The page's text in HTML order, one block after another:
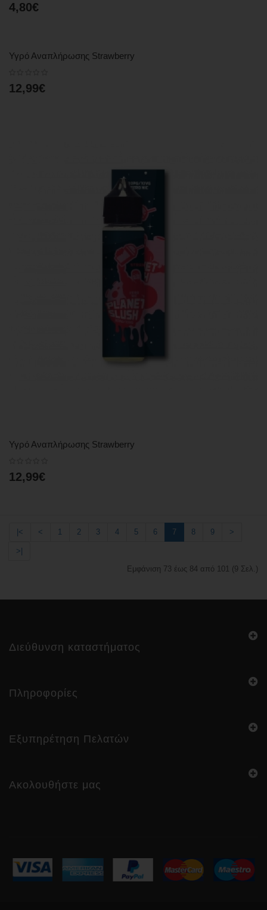
4,80€
Υγρό Αναπλήρωσης Strawberry
12,99€
Υγρό Αναπλήρωσης Strawberry
12,99€
|< < 1 2 3 4 5 6 7 8 9 >
>|
Εμφάνιση 73 έως 84 από 101 (9 Σελ.)
Διεύθυνση καταστήματος
Πληροφορίες
Εξυπηρέτηση Πελατών
Ακολουθήστε μας